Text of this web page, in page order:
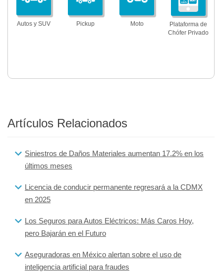
Autos y SUV Pickup Moto
Plataforma de
Chófer Privado
Artículos Relacionados
Siniestros de Daños Materiales aumentan 17.2% en los
últimos meses
Licencia de conducir permanente regresará a la CDMX
en 2025
Los Seguros para Autos Eléctricos: Más Caros Hoy,
pero Bajarán en el Futuro
Aseguradoras en México alertan sobre el uso de
inteligencia artificial para fraudes